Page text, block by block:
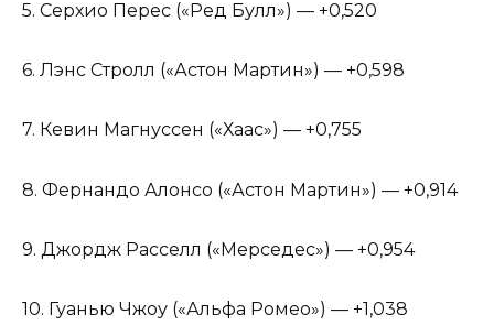
5. Серхио Перес («Ред Булл») — +0,520
6. Лэнс Стролл («Астон Мартин») — +0,598
7. Кевин Магнуссен («Хаас») — +0,755
8. Фернандо Алонсо («Астон Мартин») — +0,914
9. Джордж Расселл («Мерседес») — +0,954
10. Гуанью Чжоу («Альфа Ромео») — +1,038